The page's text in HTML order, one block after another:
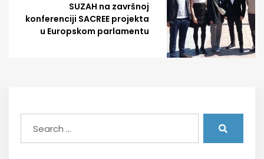
SUZAH na završnoj
konferenciji SACREE projekta
u Europskom parlamentu